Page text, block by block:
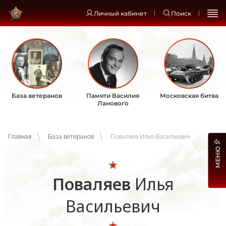
Личный кабинет Поиск
База ветеранов
Памяти Василия
Ланового
Московская битва
Главная База ветеранов Поваляев Илья Васильевич
Поваляев Илья
Васильевич
МЕНЮ